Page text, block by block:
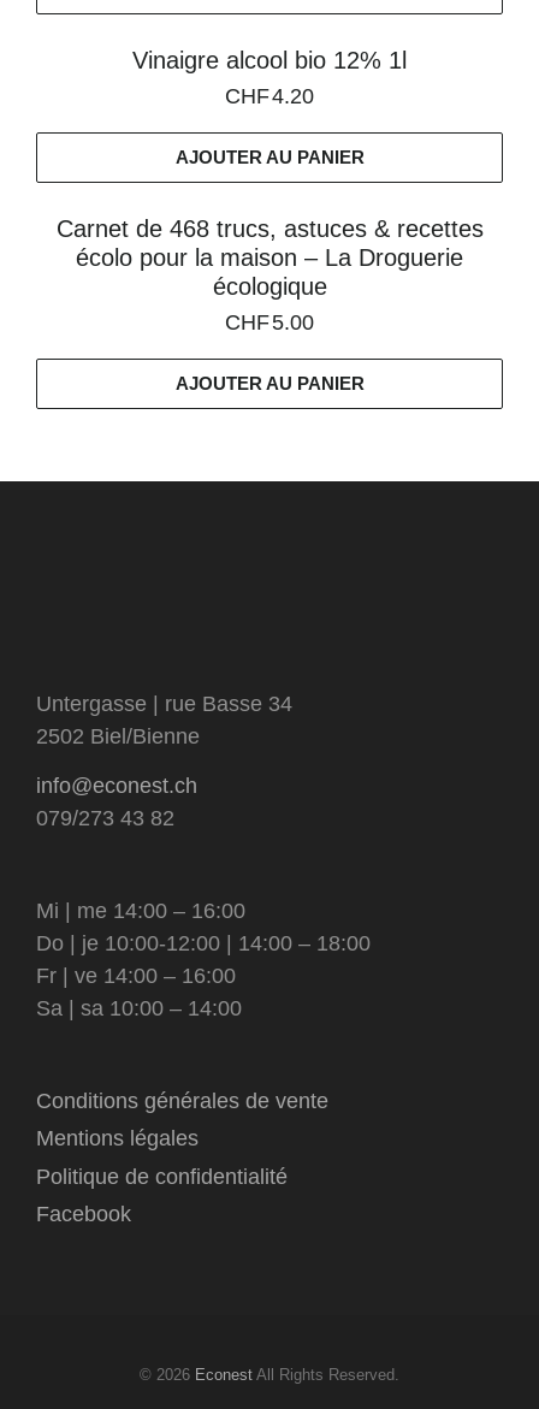
Vinaigre alcool bio 12% 1l
CHF4.20
AJOUTER AU PANIER
Carnet de 468 trucs, astuces & recettes
écolo pour la maison – La Droguerie
écologique
CHF5.00
AJOUTER AU PANIER
Untergasse | rue Basse 34
2502 Biel/Bienne
info@econest.ch
079/273 43 82
Mi | me 14:00 – 16:00
Do | je 10:00-12:00 | 14:00 – 18:00
Fr | ve 14:00 – 16:00
Sa | sa 10:00 – 14:00
Conditions générales de vente
Mentions légales
Politique de confidentialité
Facebook
© 2026 Econest All Rights Reserved.